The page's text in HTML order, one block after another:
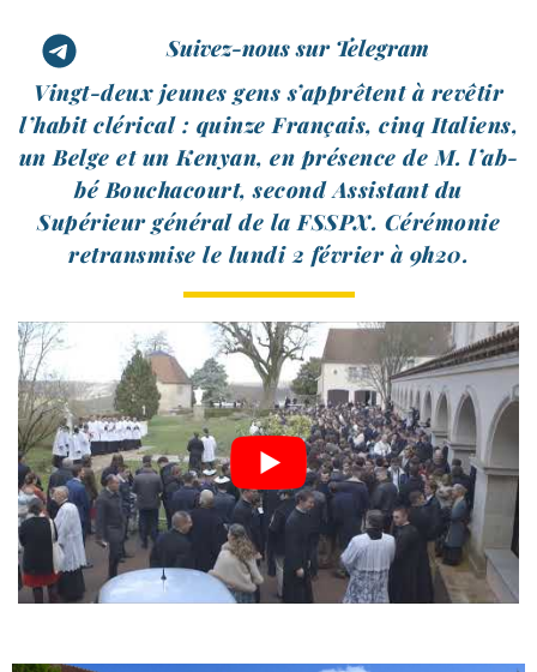
Suivez-nous sur Telegram
Vingt-​deux jeunes gens s’ap­prêtent à revê­tir
l’ha­bit clé­ri­cal : quinze Français, cinq Italiens,
un Belge et un Kenyan, en pré­sence de M. l’ab­
bé Bouchacourt, second Assistant du
Supérieur géné­ral de la FSSPX. Cérémonie
retrans­mise le lun­di 2 février à 9h20.